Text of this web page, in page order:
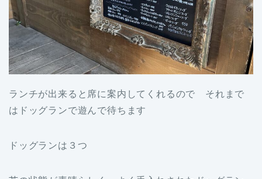
ランチが出来ると席に案内してくれるので それまで
はドッグランで遊んで待ちます
ドッグランは３つ